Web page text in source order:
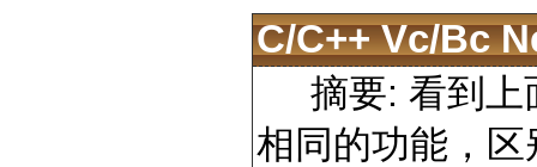
C/c++ Vc/bc
摘要: 看到上
相同的功能，